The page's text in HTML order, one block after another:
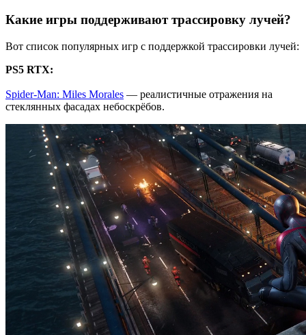
Какие игры поддерживают трассировку лучей?
Вот список популярных игр с поддержкой трассировки лучей:
PS5 RTX:
Spider-Man: Miles Morales — реалистичные отражения на
стеклянных фасадах небоскрёбов.